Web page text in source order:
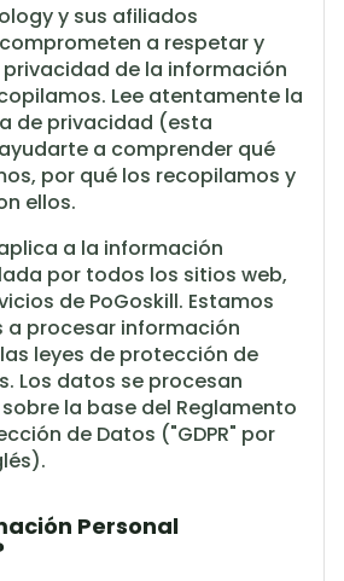
y sus afiliados
a respetar y
de la información
Lee atentamente la
de privacidad (esta
a comprender qué
por qué los recopilamos y
ellos.
a la información
por todos los sitios web,
de PoGoskill. Estamos
procesar información
leyes de protección de
Los datos se procesan
la base del Reglamento
de Datos ("GDPR" por
Personal